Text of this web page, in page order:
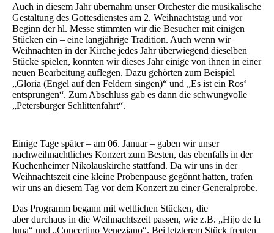
Auch in diesem Jahr übernahm unser Orchester die musikalische
Gestaltung des Gottesdienstes am 2. Weihnachtstag und vor
Beginn der hl. Messe stimmten wir die Besucher mit einigen
Stücken ein – eine langjährige Tradition. Auch wenn wir
Weihnachten in der Kirche jedes Jahr überwiegend dieselben
Stücke spielen, konnten wir dieses Jahr einige von ihnen in einer
neuen Bearbeitung auflegen. Dazu gehörten zum Beispiel
„Gloria (Engel auf den Feldern singen)“ und „Es ist ein Ros‘
entsprungen“. Zum Abschluss gab es dann die schwungvolle
„Petersburger Schlittenfahrt“.
Einige Tage später – am 06. Januar – gaben wir unser
nachweihnachtliches Konzert zum Besten, das ebenfalls in der
Kuchenheimer Nikolauskirche stattfand. Da wir uns in der
Weihnachtszeit eine kleine Probenpause gegönnt hatten, trafen
wir uns an diesem Tag vor dem Konzert zu einer Generalprobe.
Das Programm begann mit weltlichen Stücken, die
aber durchaus in die Weihnachtszeit passen, wie z.B. „Hijo de la
luna“ und „Concertino Veneziano“. Bei letzterem Stück freuten